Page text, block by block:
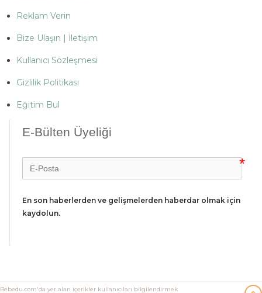
Reklam Verin
Bize Ulaşın | İletişim
Kullanıcı Sözleşmesi
Gizlilik Politikası
Eğitim Bul
E-Bülten Üyeliği
En son haberlerden ve gelişmelerden haberdar olmak için
kaydolun.
Bebedu.com'da yer alan içerikler kullanıcıları bilgilendirmek